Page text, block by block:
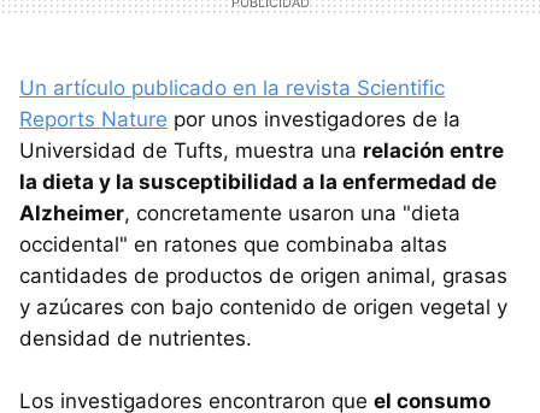
Un artículo publicado en la revista Scientific
Reports Nature por unos investigadores de la
Universidad de Tufts, muestra una relación entre
la dieta y la susceptibilidad a la enfermedad de
Alzheimer, concretamente usaron una "dieta
occidental" en ratones que combinaba altas
cantidades de productos de origen animal, grasas
y azúcares con bajo contenido de origen vegetal y
densidad de nutrientes.
Los investigadores encontraron que el consumo